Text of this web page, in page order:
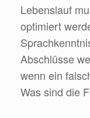
Lebenslauf
optimiert
Abschlüsse
wenn ein
Was sind die